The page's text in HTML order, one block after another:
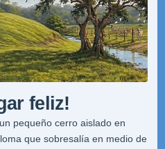
feliz!
pequeño cerro aislado en
que sobresalía en medio de